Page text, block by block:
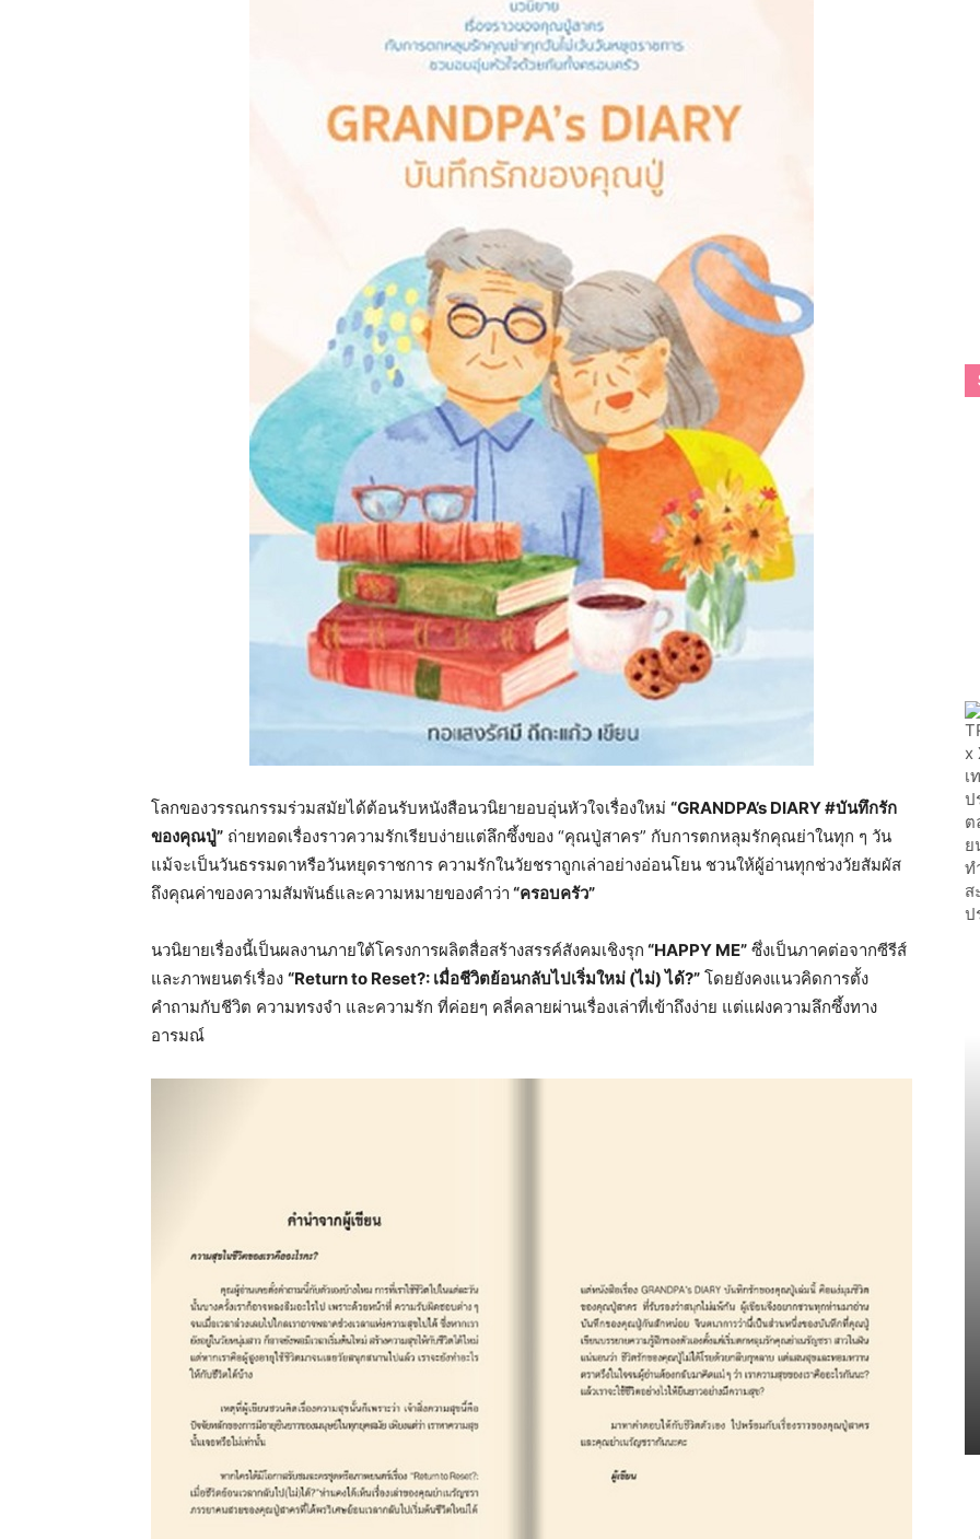
โลกของวรรณกรรมร่วมสมัยได้ต้อนรับหนังสือนวนิยายอบอุ่นหัวใจเรื่องใหม่ “GRANDPA’s DIARY #บันทึกรัก
ของคุณปู่” ถ่ายทอดเรื่องราวความรักเรียบง่ายแต่ลึกซึ้งของ “คุณปู่สาคร” กับการตกหลุมรักคุณย่าในทุก ๆ วัน
แม้จะเป็นวันธรรมดาหรือวันหยุดราชการ ความรักในวัยชราถูกเล่าอย่างอ่อนโยน ชวนให้ผู้อ่านทุกช่วงวัยสัมผัส
ถึงคุณค่าของความสัมพันธ์และความหมายของคำว่า “ครอบครัว”
นวนิยายเรื่องนี้เป็นผลงานภายใต้โครงการผลิตสื่อสร้างสรรค์สังคมเชิงรุก “HAPPY ME” ซึ่งเป็นภาคต่อจากซีรีส์
และภาพยนตร์เรื่อง “Return to Reset?: เมื่อชีวิตย้อนกลับไปเริ่มใหม่ (ไม่) ได้?” โดยยังคงแนวคิดการตั้ง
คำถามกับชีวิต ความทรงจำ และความรัก ที่ค่อยๆ คลี่คลายผ่านเรื่องเล่าที่เข้าถึงง่าย แต่แฝงความลึกซึ้งทาง
อารมณ์